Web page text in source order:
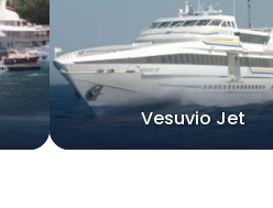
Vesuvio Jet